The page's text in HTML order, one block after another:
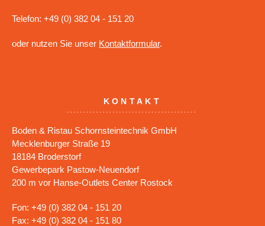
Telefon: +49 (0) 382 04 - 151 20
oder nutzen Sie unser Kontaktformular.
KONTAKT
Boden & Ristau Schornsteintechnik GmbH
Mecklenburger Straße 19
18184 Broderstorf
Gewerbepark Pastow-Neuendorf
200 m vor Hanse-Outlets Center Rostock
Fon: +49 (0) 382 04 - 151 20
Fax: +49 (0) 382 04 - 151 80